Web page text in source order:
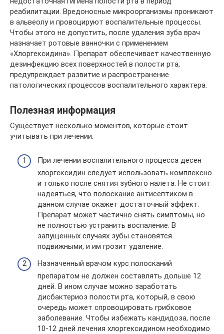
реабилитации. Вредоносные микроорганизмы проникают
в альвеолу и провоцируют воспалительные процессы.
Чтобы этого не допустить, после удаления зуба врач
назначает ротовые ванночки с применением
«Хлоргексидина». Препарат обеспечивает качественную
дезинфекцию всех поверхностей в полости рта,
предупреждает развитие и распространение
патологических процессов воспалительного характера.
Полезная информация
Существует несколько моментов, которые стоит
учитывать при лечении:
При лечении воспалительного процесса десен
хлоргексидин следует использовать комплексно
и только после снятия зубного налета. Не стоит
надеяться, что полоскание антисептиком в
данном случае окажет достаточный эффект.
Препарат может частично снять симптомы, но
не полностью устранить воспаление. В
запущенных случаях зубы становятся
подвижными, и им грозит удаление.
Назначенный врачом курс полосканий
препаратом не должен составлять дольше 12
дней. В ином случае можно заработать
дисбактериоз полости рта, который, в свою
очередь может спровоцировать грибковое
заболевание. Чтобы избежать кандидоза, после
10-12 дней лечения хлоргексидином необходимо